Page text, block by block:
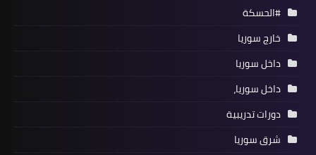
#الحسكة
خارج سوريا
داخل سوريا
داخل سوريا،
دورات تدريبية
شرق سوريا